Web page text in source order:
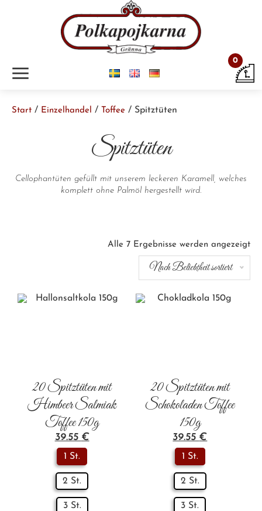
m 0
Start / Einzelhandel / Toffee / Spitztüten
Spitztüten
Cellophantüten gefüllt mit unserem leckeren Karamell, welches
komplett ohne Palmöl hergestellt wird.
Alle 7 Ergebnisse werden angezeigt
Nach Beliebtheit sortiert
20 Spitztüten mit
Himbeer Salmiak
Toffee 150g
39.55 €
1 St.
2 St.
3 St.
20 Spitztüten mit
Schokoladen Toffee
150g
39.55 €
1 St.
2 St.
3 St.